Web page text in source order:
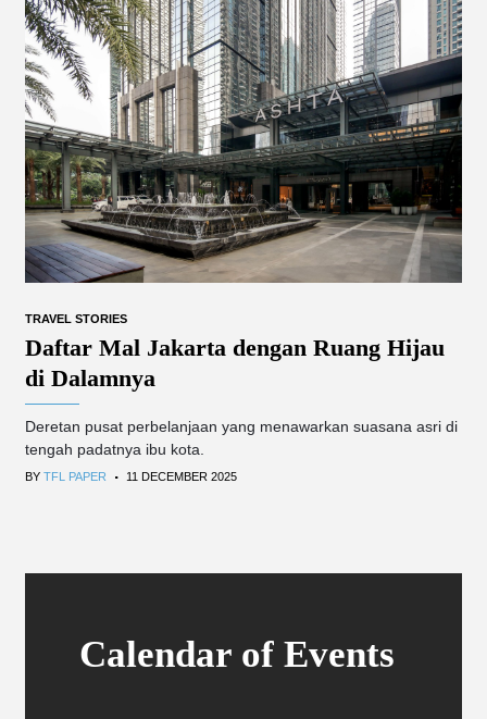
TRAVEL STORIES
Daftar Mal Jakarta dengan Ruang Hijau
di Dalamnya
Deretan pusat perbelanjaan yang menawarkan suasana asri di
tengah padatnya ibu kota.
BY TFL PAPER . 11 DECEMBER 2025
Calendar of Events